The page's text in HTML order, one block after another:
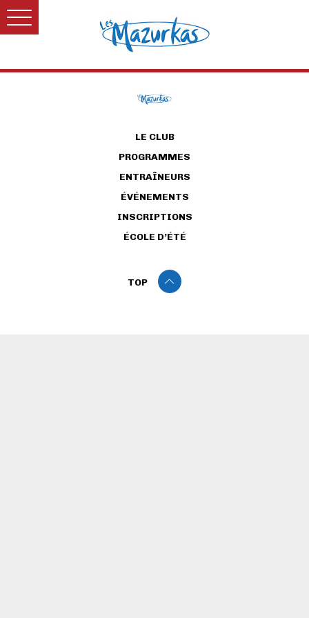
LE CLUB
PROGRAMMES
ENTRAÎNEURS
ÉVÉNEMENTS
INSCRIPTIONS
ÉCOLE D’ÉTÉ
TOP